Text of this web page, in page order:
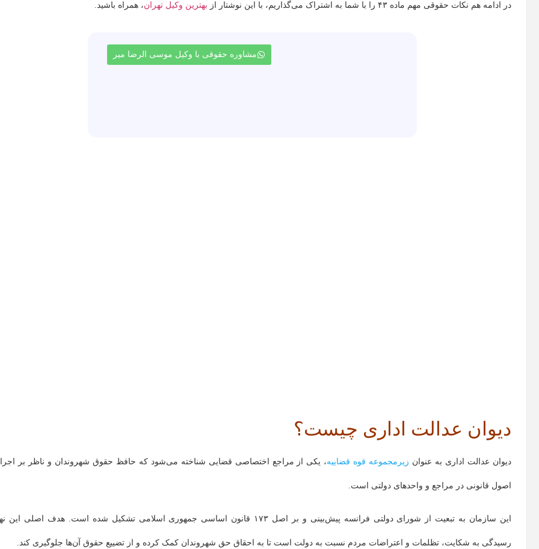
در ادامه هم نکات حقوقی مهم ماده ۴۳ را با شما به اشتراک می‌گذاریم، با این نوشتار از بهترین وکیل تهران، همراه باشید.
مشاوره حقوقی با وکیل موسی الرضا میر
دیوان عدالت اداری چیست؟
دیوان عدالت اداری به عنوان زیرمجموعه قوه قضاییه، یکی از مراجع اختصاصی قضایی شناخته می‌شود که حافظ حقوق شهروندان و ناظر بر
اصول قانونی در مراجع و واحدهای دولتی است.
این سازمان به تبعیت از شورای دولتی فرانسه پیش‌بینی و بر اصل ۱۷۳ قانون اساسی جمهوری اسلامی تشکیل شده است. هدف اصلی این
رسیدگی به شکایت، تظلمات و اعتراضات مردم نسبت به دولت است تا به احقاق حق شهروندان کمک کرده و از تضییع حقوق آن‌ها جلوگیری کند.